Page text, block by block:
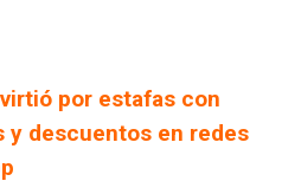
por estafas con
y descuentos en redes